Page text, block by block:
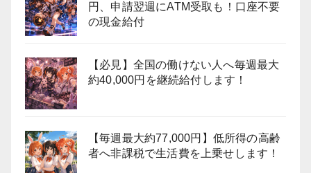
円、申請翌週にATM受取も！口座不要
の現金給付
【必見】全国の働けない人へ毎週最大
約40,000円を継続給付します！
【毎週最大約77,000円】低所得の高齢
者へ非課税で生活費を上乗せします！